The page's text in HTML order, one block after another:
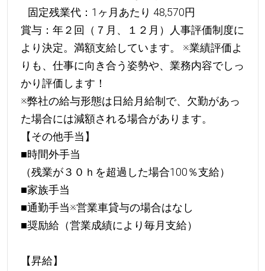
固定残業代：1ヶ月あたり 48,570円
賞与：年２回（７月、１２月）人事評価制度に
より決定。満額支給しています。 ※業績評価よ
りも、仕事に向き合う姿勢や、業務内容でしっ
かり評価します！
※弊社の給与形態は日給月給制で、欠勤があっ
た場合には減額される場合があります。
【その他手当】
■時間外手当
（残業が３０ｈを超過した場合100％支給）
■家族手当
■通勤手当※営業車貸与の場合はなし
■奨励給（営業成績により毎月支給）
【昇給】